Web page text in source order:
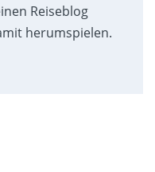
Reiseblog
herumspielen.